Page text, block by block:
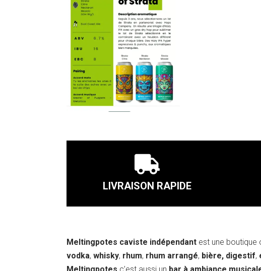

LIVRAISON RAPIDE
Meltingpotes caviste indépendant est une boutique
vodka, whisky, rhum, rhum arrangé, bière, digestif,